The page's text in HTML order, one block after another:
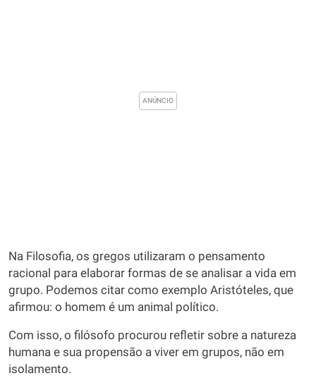
Na Filosofia, os gregos utilizaram o pensamento
racional para elaborar formas de se analisar a vida em
grupo. Podemos citar como exemplo Aristóteles, que
afirmou: o homem é um animal político.
Com isso, o filósofo procurou refletir sobre a natureza
humana e sua propensão a viver em grupos, não em
isolamento.